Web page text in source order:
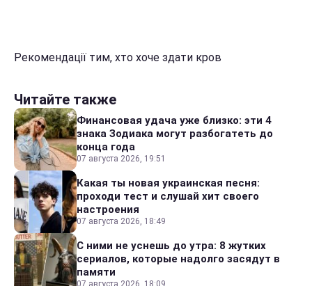
Рекомендації тим, хто хоче здати кров
Читайте также
Финансовая удача уже близко: эти 4
знака Зодиака могут разбогатеть до
конца года
07 августа 2026, 19:51
Какая ты новая украинская песня:
проходи тест и слушай хит своего
настроения
07 августа 2026, 18:49
С ними не уснешь до утра: 8 жутких
сериалов, которые надолго засядут в
памяти